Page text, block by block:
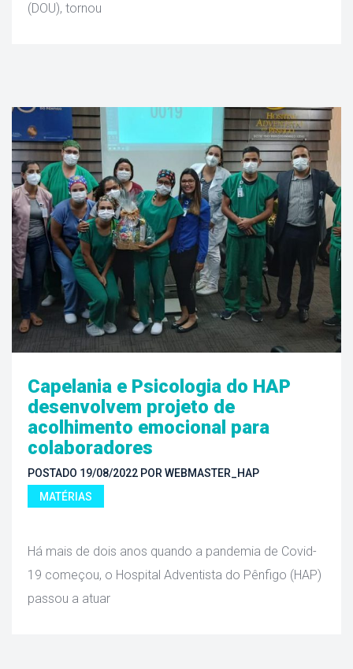
(DOU), tornou
Capelania e Psicologia do HAP
desenvolvem projeto de
acolhimento emocional para
colaboradore
POSTADO 19/08/2022 POR WEBMASTER_HAP
MATÉRIAS
Há mais de dois anos quando a pandemia de Covid-
19 começou, o Hospital Adventista do Pênfigo (HAP)
passou a atuar